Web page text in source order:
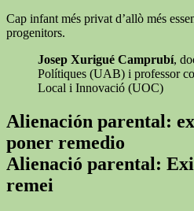
Cap infant més privat d’allò més
progenitors.
Josep Xurigué Camprubí,
Polítiques (UAB) i professor
Local i Innovació (UOC)
Alienación parental:
poner remedio
Alienació parental:
remei